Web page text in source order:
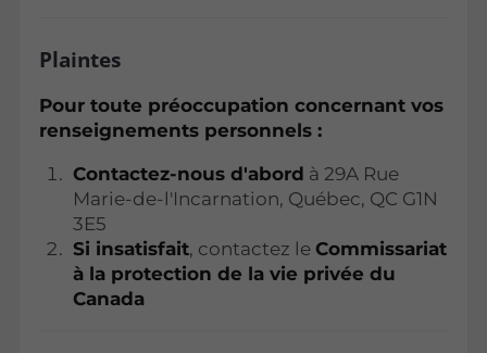
Plaintes
Pour toute préoccupation concernant vos
renseignements personnels :
Contactez-nous d'abord à 29A Rue
Marie-de-l'Incarnation, Québec, QC G1N
3E5
Si insatisfait, contactez leCommissariat
à la protection de la vie privée du
Canada